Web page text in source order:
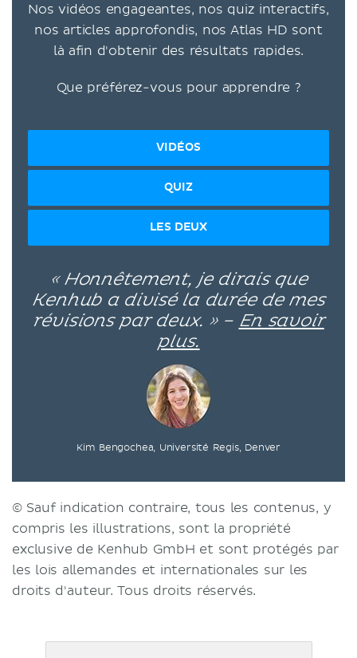
Nos vidéos engageantes, nos quiz interactifs,
nos articles approfondis, nos Atlas HD sont
là afin d'obtenir des résultats rapides.
Que préférez-vous pour apprendre ?
VIDÉOS
QUIZ
LES DEUX
« Honnêtement, je dirais que
Kenhub a divisé la durée de mes
révisions par deux. » – En savoir
plus.
Kim Bengochea, Université Regis, Denver
© Sauf indication contraire, tous les contenus, y
compris les illustrations, sont la propriété
exclusive de Kenhub GmbH et sont protégés par
les lois allemandes et internationales sur les
droits d'auteur. Tous droits réservés.